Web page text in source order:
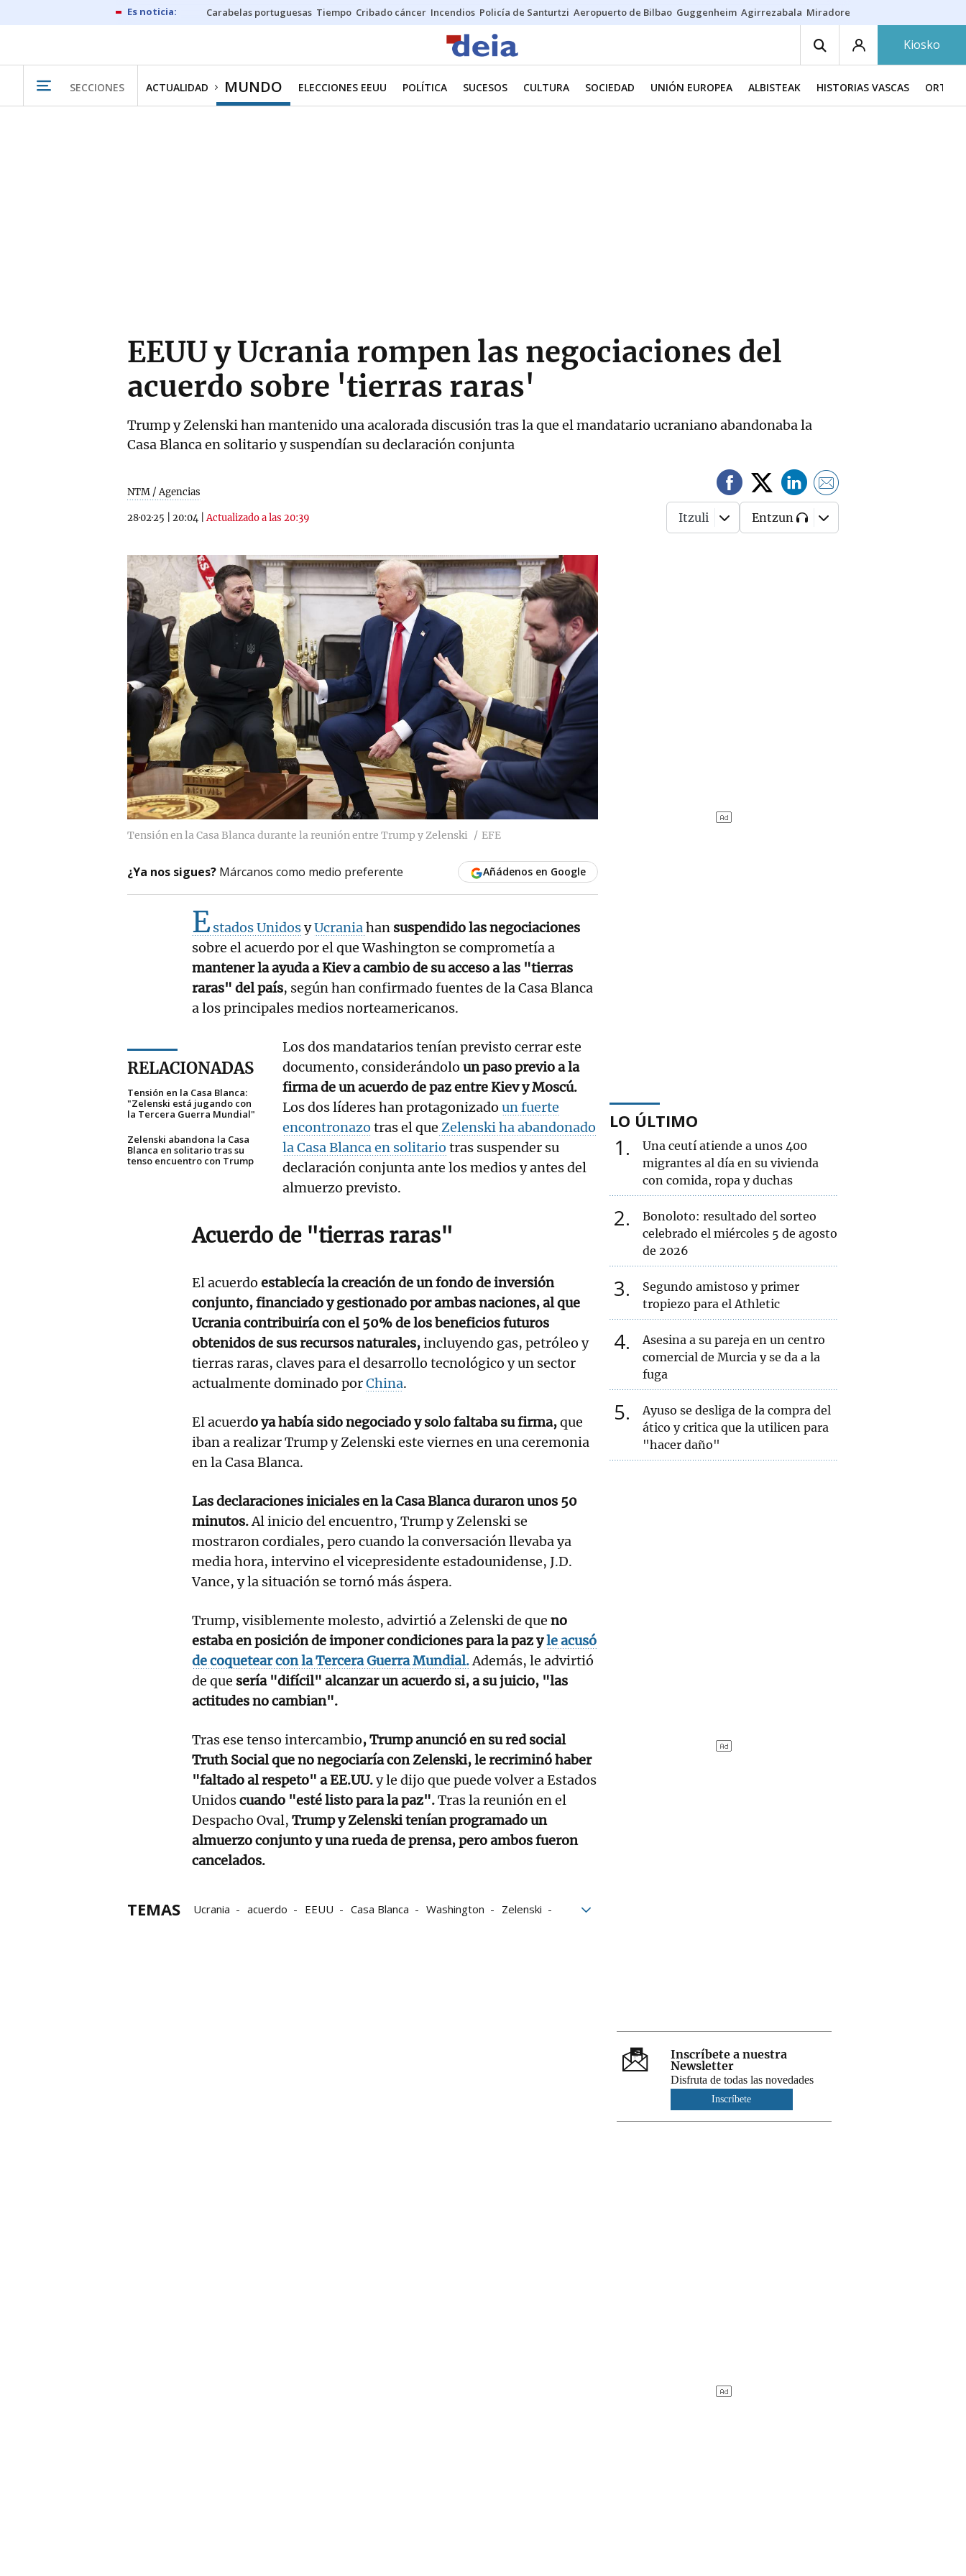
Carabelas portuguesas Tiempo Cribado cáncer Incendios Policía de Santurtzi Aeropuerto de Bilbao Guggenheim Agirrezabala Miradores en Bilbao
Kiosko
SECCIONES ACTUALIDAD MUNDO ELECCIONES EEUU POLÍTICA SUCESOS CULTURA SOCIEDAD UNIÓN EUROPEA ALBISTEAK HISTORIAS VASCAS
EEUU y Ucrania rompen las negociaciones del
acuerdo sobre 'tierras raras'
Trump y Zelenski han mantenido una acalorada discusión tras la que el mandatario ucraniano abandonaba la
Casa Blanca en solitario y suspendían su declaración conjunta
NTM / Agencias
28·02·25 20:04 |Actualizado a las 20:39 Itzuli Entzun
Tensión en la Casa Blanca durante la reunión entre Trump y Zelenski EFE
¿Ya nos sigues? Márcanos como medio preferente Añádenos en Google
Estados UnidosyUcraniahan suspendido las negociaciones
sobre el acuerdo por el que Washington se comprometía a
mantener la ayuda a Kiev a cambio de su acceso a las "tierras
raras" del país, según han confirmado fuentes de la Casa Blanca
a los principales medios norteamericanos.
RELACIONADAS
Tensión en la Casa Blanca:
"Zelenski está jugando con
la Tercera Guerra Mundial"
Zelenski abandona la Casa
Blanca en solitario tras su
tenso encuentro con Trump
Los dos mandatarios tenían previsto cerrar este
documento, considerándoloun paso previo a la
firma de un acuerdo de paz entre Kiev y Moscú.
Los dos líderes han protagonizadoun fuerte
encontronazo tras el que Zelenski ha abandonado
la Casa Blanca en solitario tras suspender su
declaración conjunta ante los medios y antes del
almuerzo previsto.
Acuerdo de "tierras raras"
El acuerdo establecía la creación de un fondo de inversión
conjunto, financiado y gestionado por ambas naciones, al que
Ucrania contribuiría con el 50% de los beneficios futuros
obtenidos de sus recursos naturales,incluyendo gas, petróleo y
tierras raras, claves para el desarrollo tecnológico y un sector
actualmente dominado porChina.
El acuerdo ya había sido negociado y solo faltaba su firma,que
iban a realizar Trump y Zelenski este viernes en una ceremonia
en la Casa Blanca.
Las declaraciones iniciales en la Casa Blanca duraron unos 50
minutos.Al inicio del encuentro, Trump y Zelenski se
mostraron cordiales, pero cuando la conversación llevaba ya
media hora, intervino el vicepresidente estadounidense, J.D.
Vance, y la situación se tornó más áspera.
Trump, visiblemente molesto, advirtió a Zelenski de que no
estaba en posición de imponer condiciones para la paz yle acusó
de coquetear con la Tercera Guerra Mundial.Además, le advirtió
de que sería "difícil" alcanzar un acuerdo si, a su juicio, "las
actitudes no cambian".
Tras ese tenso intercambio, Trump anunció en su red social
Truth Social que no negociaría con Zelenski, le recriminó haber
"faltado al respeto" a EE.UU.y le dijo que puede volver a Estados
Unidoscuando "esté listo para la paz".Tras la reunión en el
Despacho Oval, Trump y Zelenski tenían programado un
almuerzo conjunto y una rueda de prensa, pero ambos fueron
cancelados.
TEMAS Ucrania acuerdo EEUU Casa Blanca Washington
Zelenski
LO ÚLTIMO
1
Una ceutí atiende a unos 400
migrantes al día en su vivienda
con comida, ropa y duchas
2
Bonoloto: resultado del sorteo
celebrado el miércoles 5 de agosto
de 2026
3
Segundo amistoso y primer
tropiezo para el Athletic
4
Asesina a su pareja en un centro
comercial de Murcia y se da a la
fuga
5
Ayuso se desliga de la compra del
ático y critica que la utilicen para
"hacer daño"
Inscríbete a nuestra
Newsletter
Disfruta de todas las novedades
Inscríbete